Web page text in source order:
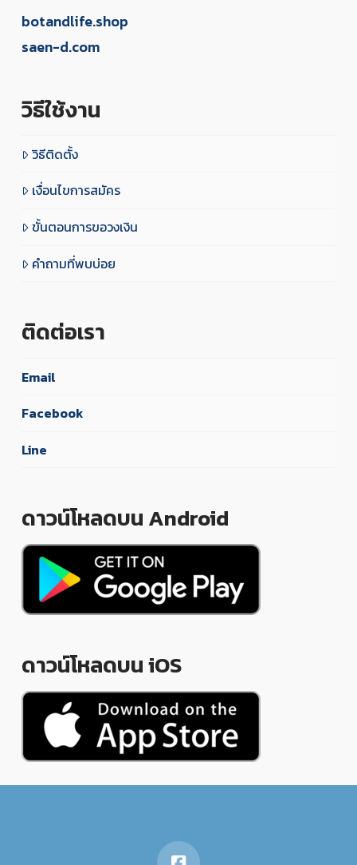
botandlife.shop
saen-d.com
วิธีใช้งาน
วิธีติดตั้ง
เงื่อนไขการสมัคร
ขั้นตอนการขอวงเงิน
คำถามที่พบบ่อย
ติดต่อเรา
Email
Facebook
Line
ดาวน์โหลดบน Android
ดาวน์โหลดบน iOS